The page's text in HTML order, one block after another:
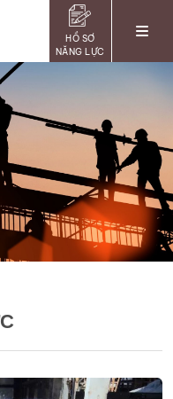
HỒ SƠ
NĂNG LỰC